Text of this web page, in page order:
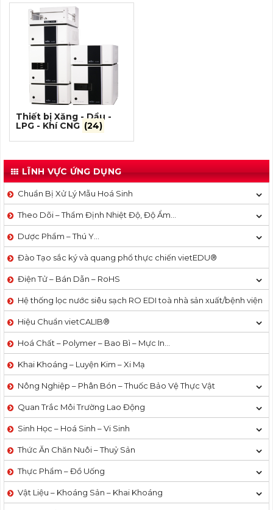
Thiết bị Xăng - Dầu -
LPG - Khí CNG (24)
LĨNH VỰC ỨNG DỤNG
Chuẩn Bị Xử Lý Mẫu Hoá Sinh
Theo Dõi – Thẩm Định Nhiệt Độ, Độ Ẩm…
Dược Phẩm – Thú Y…
Đào Tạo sắc ký và quang phổ thực chiến vietEDU®
Điện Tử – Bán Dẫn – RoHS
Hệ thống lọc nước siêu sạch RO EDI​​ toà nhà sản xuất/bệnh viện
Hiệu Chuẩn vietCALIB®
Hoá Chất – Polymer – Bao Bì – Mực In…
Khai Khoáng – Luyện Kim – Xi Mạ
Nông Nghiệp – Phân Bón – Thuốc Bảo Vệ Thực Vật
Quan Trắc Môi Trường Lao Động
Sinh Học – Hoá Sinh – Vi Sinh
Thức Ăn Chăn Nuôi – Thuỷ Sản
Thực Phẩm – Đồ Uống
Vật Liệu – Khoáng Sản – Khai Khoáng